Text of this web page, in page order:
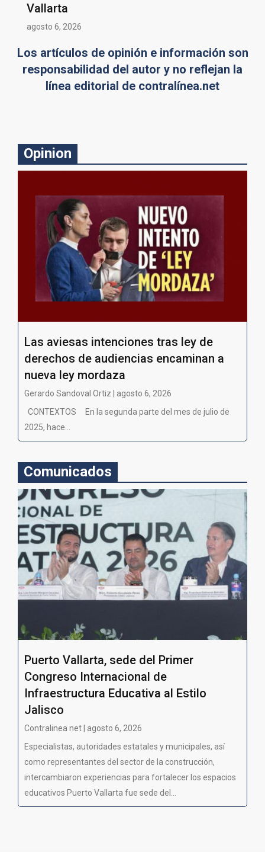
Vallarta
agosto 6, 2026
Los artículos de opinión e información son
responsabilidad del autor y no reflejan la
línea editorial de contralínea.net
Opinion
Las aviesas intenciones tras ley de
derechos de audiencias encaminan a
nueva ley mordaza
Gerardo Sandoval Ortiz | agosto 6, 2026
CONTEXTOS En la segunda parte del mes de julio de
2025, hace...
Comunicados
Puerto Vallarta, sede del Primer
Congreso Internacional de
Infraestructura Educativa al Estilo
Jalisco
Contralinea net | agosto 6, 2026
Especialistas, autoridades estatales y municipales, así
como representantes del sector de la construcción,
intercambiaron experiencias para fortalecer los espacios
educativos Puerto Vallarta fue sede del...